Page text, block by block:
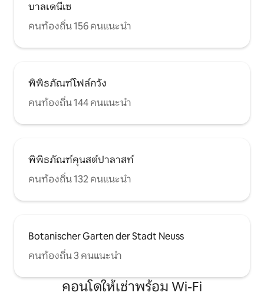
บาลเดนีเซ
คนท้องถิ่น 156 คนแนะนำ
พิพิธภัณฑ์โฟล์กวัง
คนท้องถิ่น 144 คนแนะนำ
พิพิธภัณฑ์คุนสต์ปาลาสท์
คนท้องถิ่น 132 คนแนะนำ
Botanischer Garten der Stadt Neuss
คนท้องถิ่น 3 คนแนะนำ
คอนโดให้เช่าพร้อม Wi-Fi